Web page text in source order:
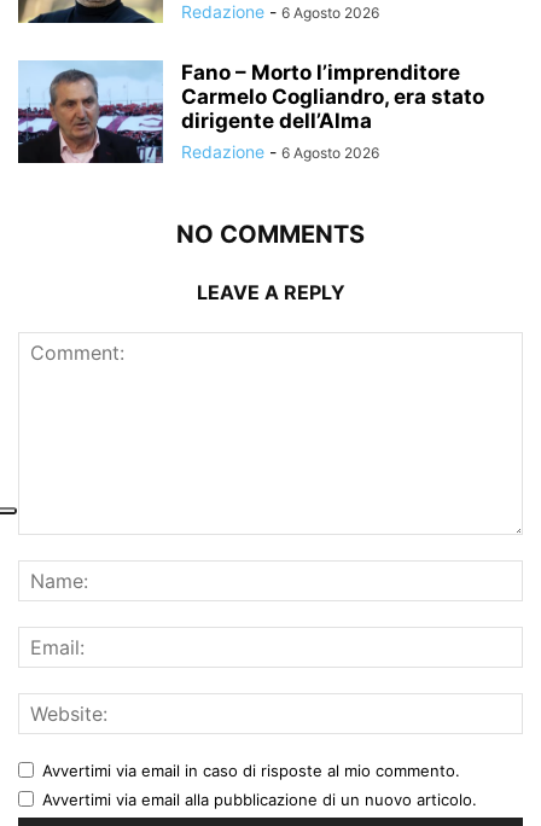
Redazione - 6 Agosto 2026
Fano – Morto l’imprenditore
Carmelo Cogliandro, era stato
dirigente dell’Alma
Redazione - 6 Agosto 2026
NO COMMENTS
LEAVE A REPLY
Avvertimi via email in caso di risposte al mio commento.
Avvertimi via email alla pubblicazione di un nuovo articolo.